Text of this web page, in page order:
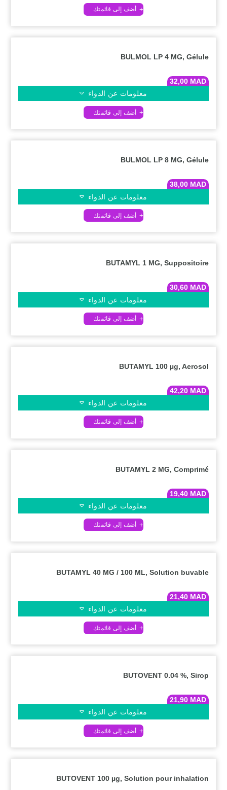
BULMOL LP 4 MG, Gélule
32,00 MAD
معلومات عن الدواء
BULMOL LP 8 MG, Gélule
38,00 MAD
معلومات عن الدواء
BUTAMYL 1 MG, Suppositoire
30,60 MAD
معلومات عن الدواء
BUTAMYL 100 µg, Aerosol
42,20 MAD
معلومات عن الدواء
BUTAMYL 2 MG, Comprimé
19,40 MAD
معلومات عن الدواء
BUTAMYL 40 MG / 100 ML, Solution buvable
21,40 MAD
معلومات عن الدواء
BUTOVENT 0.04 %, Sirop
21,90 MAD
معلومات عن الدواء
BUTOVENT 100 µg, Solution pour inhalation